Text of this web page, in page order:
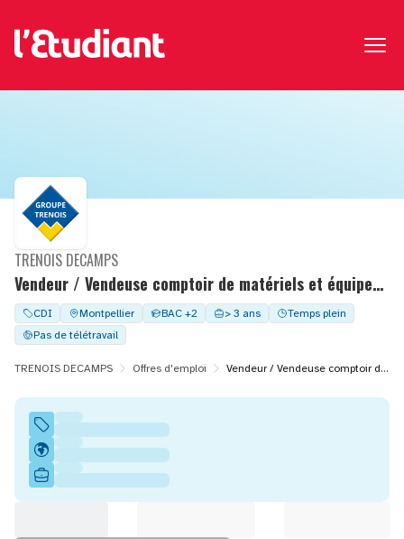
Vendeur / Vendeuse comptoir de matériels et équipements
TRENOIS DECAMPS
CDI Montpellier BAC +2 > 3 ans
Temps plein
Pas de télétravail
TRENOIS DECAMPS Offres d'emploi Vendeur / Vendeuse comptoir de matériels et équipements